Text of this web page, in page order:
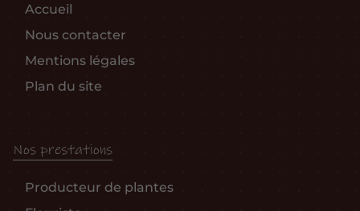
Accueil
Nous contacter
Mentions légales
Plan du site
Nos prestations
Producteur de plantes